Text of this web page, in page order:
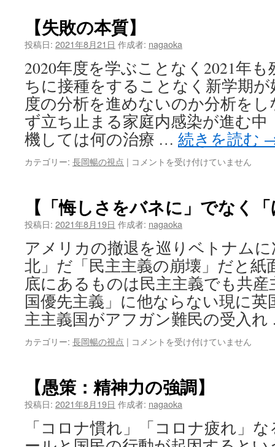
IT
企
業】
【失敗の本質】
投稿日: 2021年8月21日 作成者: nagaoka
2020年度を学ぶことなく2021年
ちに接種をすることなく新学期が
度の分析を進めないのか分析を
ず立ち止まる家庭内感染が進む
機しては何の治療 … 続きを読む
カテゴリー: 長岡暢の視点 | 【失
質】
は
コメントを受け付けていません
【「悔しさをバネに」でなく
投稿日: 2021年8月19日 作成者: nagaoka
アメリカの撤退を巡りベトナム
北」だ「民主主義の崩壊」だと紙
底にあるものは民主主義でも共
国優先主義」に他ならない現に
主主義国がアフガン難民の受入
カテゴリー: 長岡暢の視点 | 【「悔
を
バ
ネ
な
コメントを受け付けていません
【愚策：精神力の強調】
投稿日: 2021年8月19日 作成者: nagaoka
「コロナ慣れ」「コロナ疲れ」